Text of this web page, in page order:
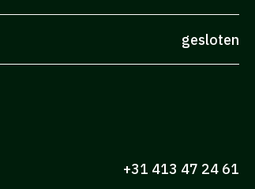
gesloten
+31 413 47 24 61